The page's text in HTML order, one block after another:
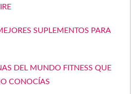
SUPLEMENTOS PARA
DEL MUNDO FITNESS QUE
CONOCÍAS